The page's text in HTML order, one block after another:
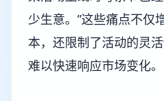
少生意。”这些痛点不仅
本，还限制了活动的灵
难以快速响应市场变化。